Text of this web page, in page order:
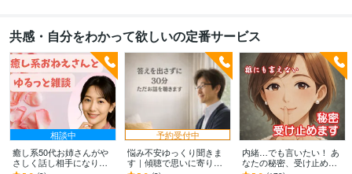
共感・自分をわかって欲しいの定番サービス
相談中
癒し系50代お姉さんがや
さしく話し相手になりま
予約受付中
悩み不安ゆっくり聞きま
す｜傾聴で思いに寄り添
内緒…でも言いたい！ あ
なたの秘密、受け止めま